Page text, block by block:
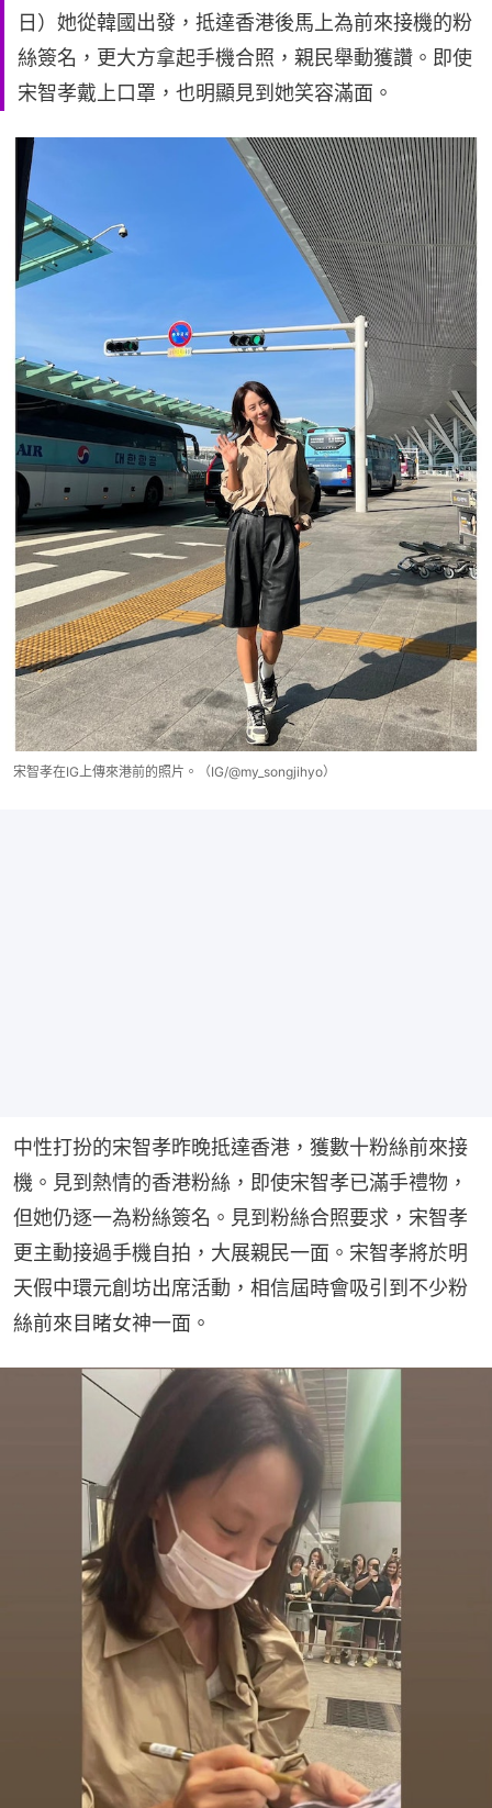
日）她從韓國出發，抵達香港後馬上為前來接機的粉
絲簽名，更大方拿起手機合照，親民舉動獲讚。即使
宋智孝戴上口罩，也明顯見到她笑容滿面。
宋智孝在IG上傳來港前的照片。（IG/@my_songjihyo）
中性打扮的宋智孝昨晚抵達香港，獲數十粉絲前來接
機。見到熱情的香港粉絲，即使宋智孝已滿手禮物，
但她仍逐一為粉絲簽名。見到粉絲合照要求，宋智孝
更主動接過手機自拍，大展親民一面。宋智孝將於明
天假中環元創坊出席活動，相信屆時會吸引到不少粉
絲前來目睹女神一面。